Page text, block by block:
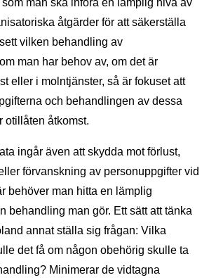
åtgärder för att säkerställa
vilken behandling av
man har behov av, om det är
eller i molntjänster, så är fokuset att
och behandlingen av dessa
otillåten åtkomst.
ingår även att skydda mot förlust,
förvanskning av personuppgifter vid
behöver man hitta en lämplig
behandling man gör. Ett sätt att tänka
annat ställa sig frågan: Vilka
det få om någon obehörig skulle ta
Minimerar de vidtagna